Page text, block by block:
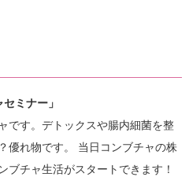
ミナー」
です。デトックスや腸内細菌を整
優れ物です。 当日コンブチャの株
ブチャ生活がスタートできます！